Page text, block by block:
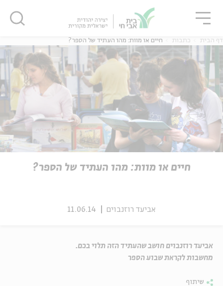
אנגלית
דף הבית כתבות חיים או מוות: מהו העתיד של הספר?
חיים או מוות: מהו העתיד של הספר?
אביעד רוזנבוים 11.06.14
אביעד רוזנבוים חושב שהעתיד הזה תלוי בכם.
מחשבות לקראת שבוע הספר
שיתוף
סגור